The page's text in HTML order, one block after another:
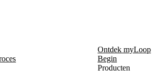
Ontdek myLoop
Begin
Producten